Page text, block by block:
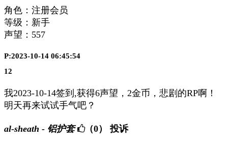
角色：注册会员
等级：新手
声望： 557
P:2023-10-14 06:45:54
12
我2023-10-14签到,获得6声望，2金币，悲剧的RP啊！
明天再来试试手气吧？
al-sheath - 铝护套 （0） 投诉